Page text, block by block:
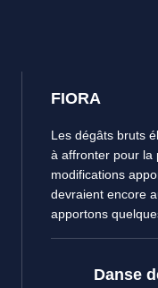
FIORA
Les dégâts bruts
à affronter pour la
modifications
devraient encore
apportons
Danse